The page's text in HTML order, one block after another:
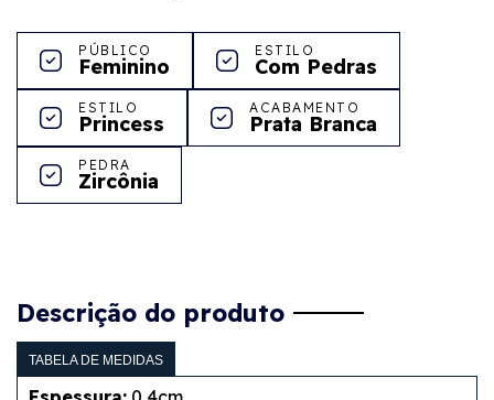
PÚBLICO
Feminino
ESTILO
Com Pedras
ESTILO
Princess
ACABAMENTO
Prata Branca
PEDRA
Zircônia
Descrição do produto
TABELA DE MEDIDAS